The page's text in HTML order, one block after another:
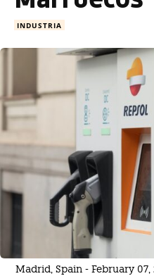
INDUSTRIA
Madrid, Spain - February